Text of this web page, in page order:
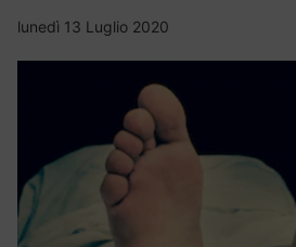
lunedì 13 Luglio 2020